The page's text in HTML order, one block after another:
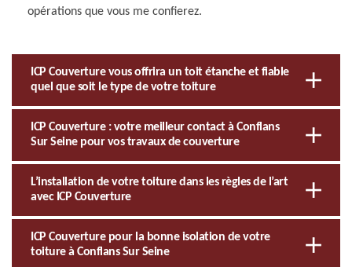
opérations que vous me confierez.
ICP Couverture vous offrira un toit étanche et fiable
quel que soit le type de votre toiture
ICP Couverture : votre meilleur contact à Conflans
Sur Seine pour vos travaux de couverture
L’installation de votre toiture dans les règles de l’art
avec ICP Couverture
ICP Couverture pour la bonne isolation de votre
toiture à Conflans Sur Seine